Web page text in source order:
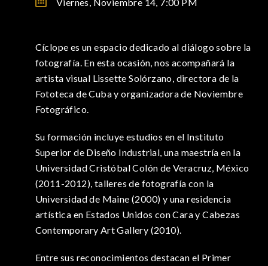
Cíclope es un espacio dedicado al diálogo sobre la
fotografía. En esta ocasión, nos acompañará la
artista visual Lissette Solórzano, directora de la
Fototeca de Cuba y organizadora de Noviembre
Fotográfico.
Su formación incluye estudios en el Instituto
Superior de Diseño Industrial, una maestría en la
Universidad Cristóbal Colón de Veracruz, México
(2011-2012), talleres de fotografía con la
Universidad de Maine (2000) y una residencia
artística en Estados Unidos con Cara y Cabezas
Contemporary Art Gallery (2010).
Entre sus reconocimientos destacan el Primer